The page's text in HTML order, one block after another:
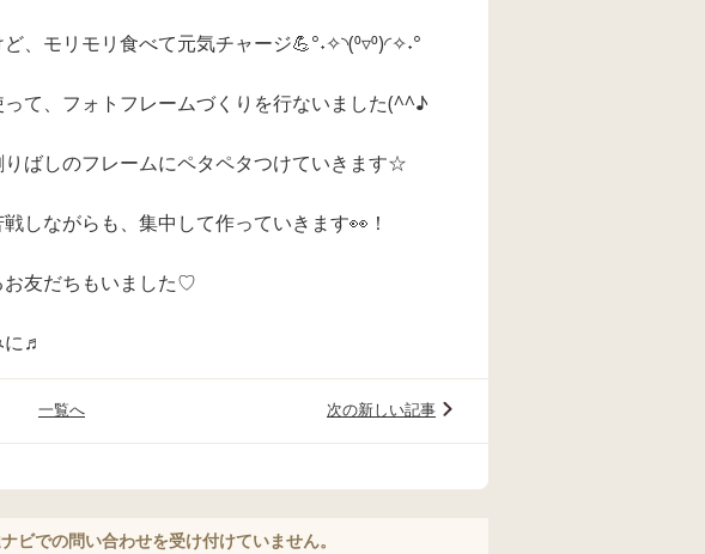
、モリモリ食べて元気チャージ💪°˖✧◝(⁰▿⁰)◜✧˖°
て、フォトフレームづくりを行ないました(^^♪
ばしのフレームにペタペタつけていきます☆
しながらも、集中して作っていきます👀！
お友だちもいました♡
に♬
一覧へ 次の新しい記事
ビでの問い合わせを受け付けていません。